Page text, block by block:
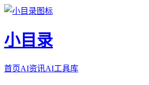
小目录
首页AI资讯AI工具库